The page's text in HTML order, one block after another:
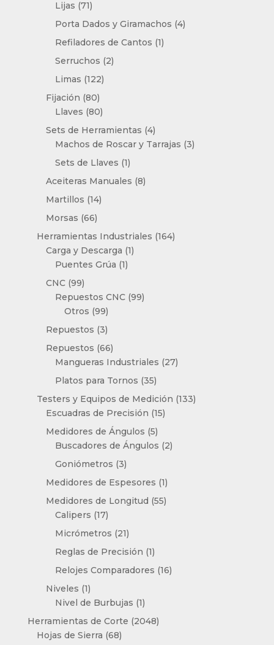
Lijas 7171
productos
Porta Dados y Giramachos 44
Refiladores de Cantos 11
Serruchos 22
Limas 122122
Fijación 8080
productos
Llaves 8080
productos
Sets de Herramientas 44
productos
Machos de Roscar y Tarrajas 33
Sets de Llaves 11
producto
Aceiteras Manuales 88
Martillos 1414
Morsas 6666
productos
Herramientas Industriales 164164
Carga y Descarga 11
Puentes Grúa 11
CNC 9999
productos
Repuestos CNC 9999
Otros 9999
productos
Repuestos 33
productos
Repuestos 6666
productos
Mangueras Industriales 2727
Platos para Tornos 3535
productos
Testers y Equipos de Medición 133133
Escuadras de Precisión 1515
Medidores de Ángulos 55
productos
Buscadores de Ángulos 22
Goniómetros 33
productos
Medidores de Espesores 11
producto
Medidores de Longitud 5555
Calipers 1717
productos
Micrómetros 2121
productos
Reglas de Precisión 11
producto
Relojes Comparadores 1616
Niveles 11
producto
Nivel de Burbujas 11
producto
Herramientas de Corte 20482048
Hojas de Sierra 6868